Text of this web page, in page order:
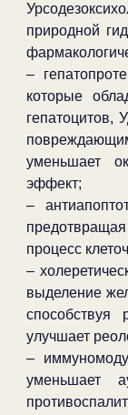
природной
–
которые
гепатоцитов,
уменьшает
эффект;
–
процесс
–
выделение
улучшает
–
уменьшает